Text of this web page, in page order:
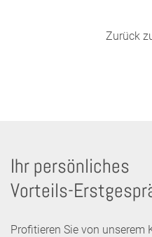
Zurück
Ihr persönliches
Vorteils-
Profitieren Sie von unserem